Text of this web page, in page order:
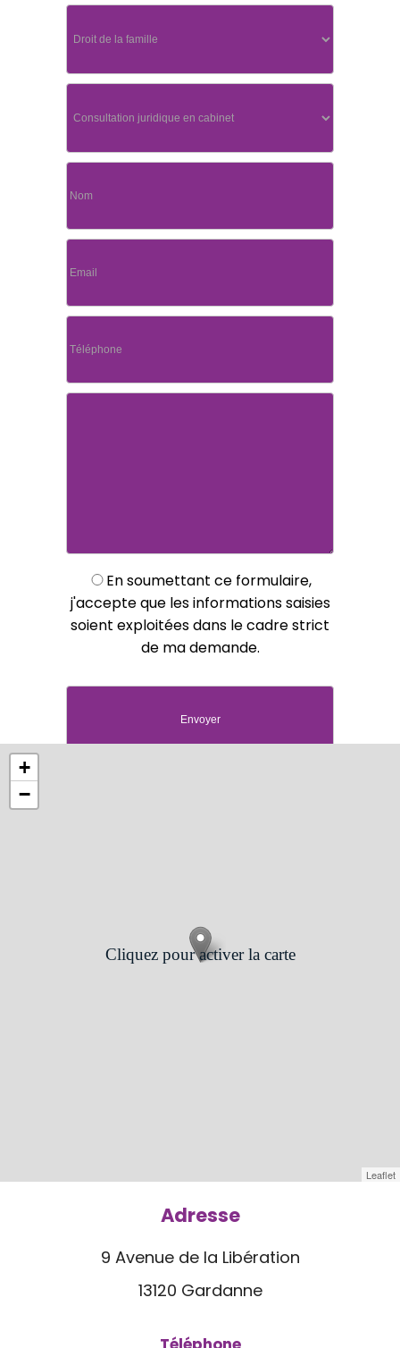
En soumettant ce formulaire,
j'accepte que les informations saisies
soient exploitées dans le cadre strict
de ma demande.
Cliquez pour activer la carte
+
−
Leaflet
Adresse
9 Avenue de la Libération
13120 Gardanne